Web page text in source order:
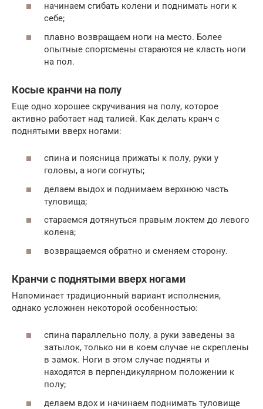
начинаем сгибать колени и поднимать ноги к
себе;
плавно возвращаем ноги на место. Более
опытные спортсмены стараются не класть ноги
на пол.
Косые кранчи на полу
Еще одно хорошее скручивания на полу, которое
активно работает над талией. Как делать кранч с
поднятыми вверх ногами:
спина и поясница прижаты к полу, руки у
головы, а ноги согнуты;
делаем выдох и поднимаем верхнюю часть
туловища;
стараемся дотянуться правым локтем до левого
колена;
возвращаемся обратно и сменяем сторону.
Кранчи с поднятыми вверх ногами
Напоминает традиционный вариант исполнения,
однако усложнен некоторой особенностью:
спина параллельно полу, а руки заведены за
затылок, только ни в коем случае не скреплены
в замок. Ноги в этом случае подняты и
находятся в перпендикулярном положении к
полу;
делаем вдох и начинаем поднимать туловище